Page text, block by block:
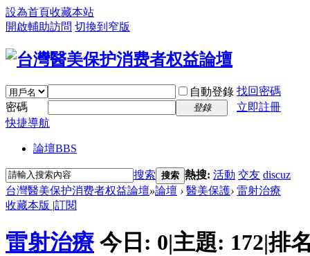
設為首頁收藏本站
開啟輔助訪問 切換到窄版
自動登錄 找回密碼
密碼
登錄
立即註冊
快捷導航
論壇BBS
搜索 搜索 熱搜: 活動 交友 discuz
台灣醫美保护消费者权益論壇»論壇 › 醫美保護› 雷射治療
收藏本版 |訂閱
雷射治療 今日: 0|主題: 172|排